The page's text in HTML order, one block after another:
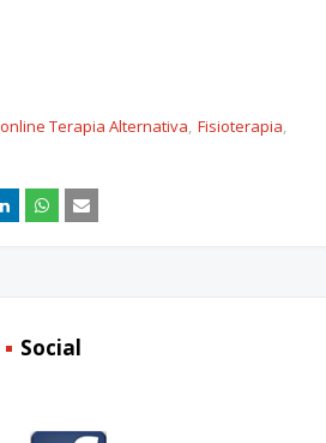
Terapia Alternativa Fisioterapia
Social